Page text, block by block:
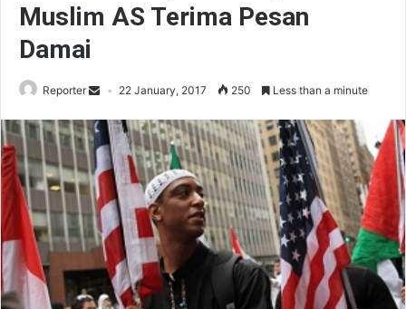
Muslim AS Terima Pesan
Damai
Reporter 22 January, 2017 250 Less than a minute